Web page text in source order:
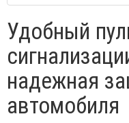
Удобный
надежная
автомобиля